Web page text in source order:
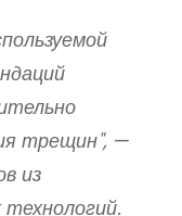
трещин", —
из